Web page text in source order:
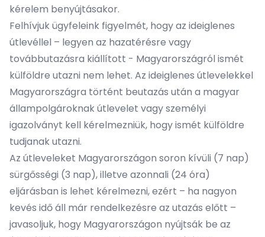
kérelem benyújtásakor.
Felhívjuk ügyfeleink figyelmét, hogy az ideiglenes
útlevéllel – legyen az hazatérésre vagy
továbbutazásra kiállított - Magyarországról ismét
külföldre utazni nem lehet. Az ideiglenes útlevelekkel
Magyarországra történt beutazás után a magyar
állampolgároknak útlevelet vagy személyi
igazolványt kell kérelmezniük, hogy ismét külföldre
tudjanak utazni.
Az útleveleket Magyarországon soron kívüli (7 nap)
sürgősségi (3 nap), illetve azonnali (24 óra)
eljárásban is lehet kérelmezni, ezért – ha nagyon
kevés idő áll már rendelkezésre az utazás előtt –
javasoljuk, hogy Magyarországon nyújtsák be az